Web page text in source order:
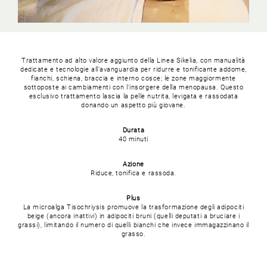
Trattamento ad alto valore aggiunto della Linea Sikelia, con manualità
dedicate e tecnologie all’avanguardia per ridurre e tonificante addome,
fianchi, schiena, braccia e interno cosce; le zone maggiormente
sottoposte ai cambiamenti con l’insorgere della menopausa. Questo
esclusivo trattamento lascia la pelle nutrita, levigata e rassodata
donando un aspetto più giovane.
Durata
40 minuti
Azione
Riduce, tonifica e rassoda.
Plus
La microalga Tisochriysis promuove la trasformazione degli adipociti
beige (ancora inattivi) in adipociti bruni (quelli deputati a bruciare i
grassi), limitando il numero di quelli bianchi che invece immagazzinano il
grasso.